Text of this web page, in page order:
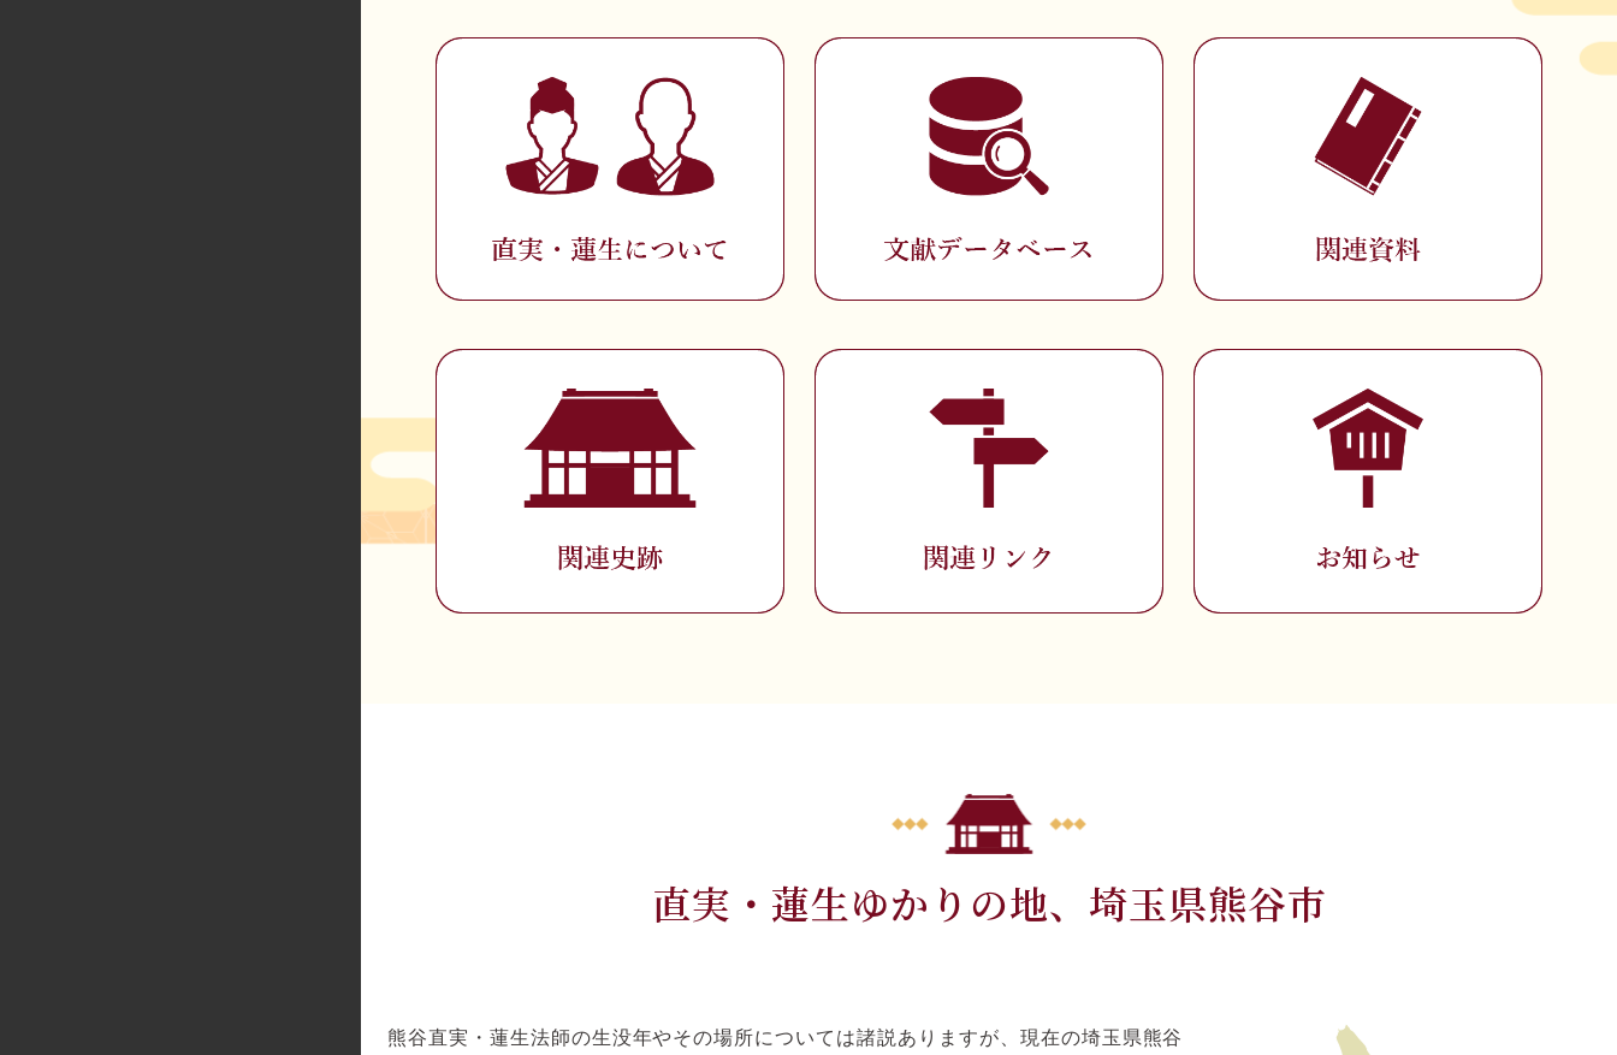
直実・蓮生ゆかりの地、埼玉県熊谷市
熊谷直実・蓮生法師の生没年やその場所については諸説ありますが、現在の埼玉県熊谷